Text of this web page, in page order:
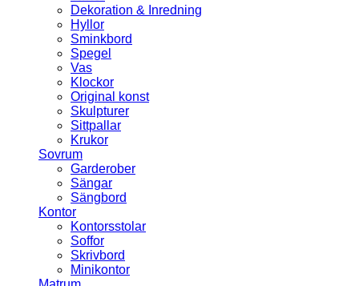
Dekoration & Inredning
Hyllor
Sminkbord
Spegel
Vas
Klockor
Original konst
Skulpturer
Sittpallar
Krukor
Sovrum
Garderober
Sängar
Sängbord
Kontor
Kontorsstolar
Soffor
Skrivbord
Minikontor